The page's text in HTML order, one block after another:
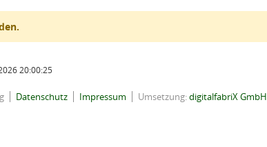
20:00:25
Datenschutz Impressum Umsetzung:digitalfabriX GmbH